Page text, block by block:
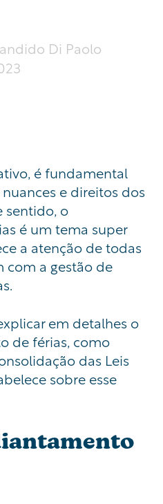
Di Paolo
é fundamental
e direitos dos
sentido, o
é um tema super
a atenção de todas
com a gestão de
em detalhes o
de férias, como
das Leis
sobre esse